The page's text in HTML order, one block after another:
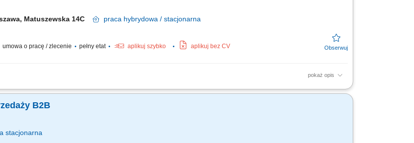
Matuszewska 14C praca hybrydowa / stacjonarna
umowa o pracę / zlecenie pełny etat aplikuj szybko aplikuj bez CV
pokaż opis
innymi poprzez telefoniczny kontakt z Klientem oraz obsługa i utrzymywanie relacji z obecnymi
B2B
stacjonarna